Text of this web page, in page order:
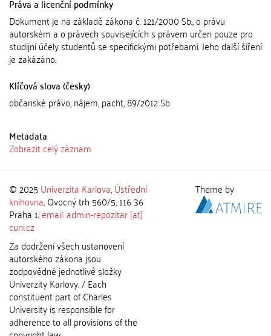
Práva a licenční podmínky
Dokument je na základě zákona č. 121/2000 Sb., o právu
autorském a o právech souvisejících s právem určen pouze pro
studijní účely studentů se specifickými potřebami. Jeho další šíření
je zakázáno.
Klíčová slova (česky)
občanské právo, nájem, pacht, 89/2012 Sb
Metadata
Zobrazit celý záznam
© 2025 Univerzita Karlova,Ústřední
knihovna, Ovocný trh 560/5, 116 36
Praha 1;email: admin-repozitar [at]
cuni.cz
Za dodržení všech ustanovení
autorského zákona jsou
zodpovědné jednotlivé složky
Univerzity Karlovy. / Each
constituent part of Charles
University is responsible for
adherence to all provisions of the
Theme by